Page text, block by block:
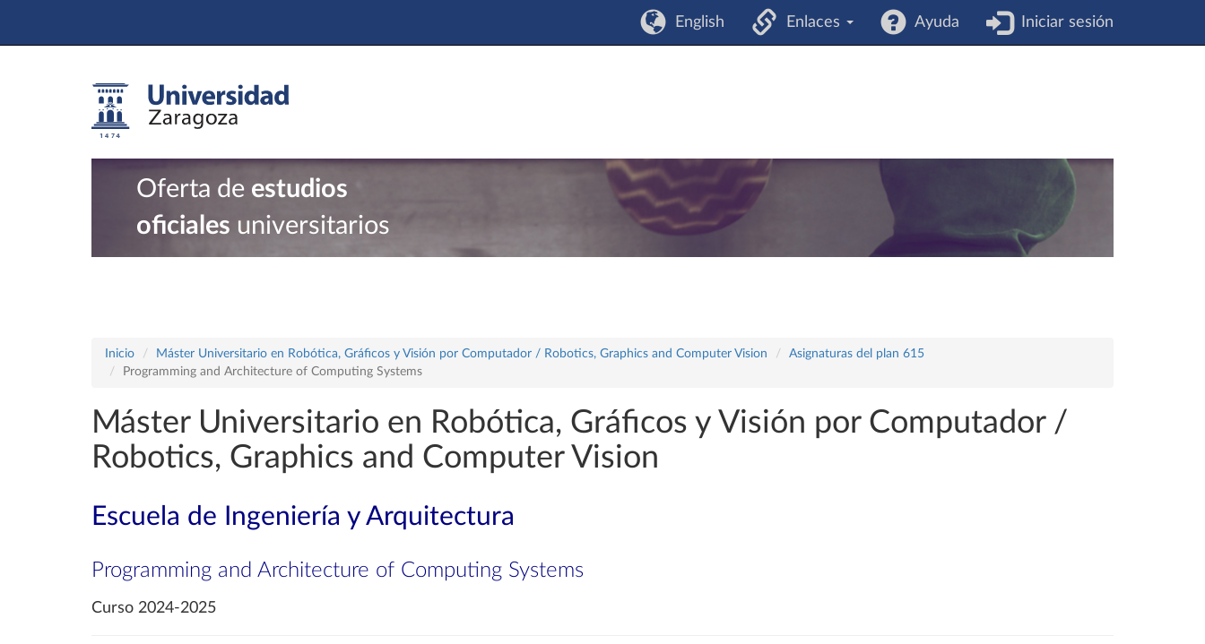
English Enlaces Ayuda Iniciar sesión
Oferta de estudios
oficiales universitarios
Inicio Máster Universitario en Robótica, Gráficos y Visión por Computador / Robotics, Graphics and Computer Vision
Asignaturas del plan 615
Programming and Architecture of Computing Systems
Máster Universitario en Robótica, Gráficos y Visión por Computador /
Robotics, Graphics and Computer Vision
Escuela de Ingeniería y Arquitectura
Programming and Architecture of Computing Systems
Curso 2024-2025